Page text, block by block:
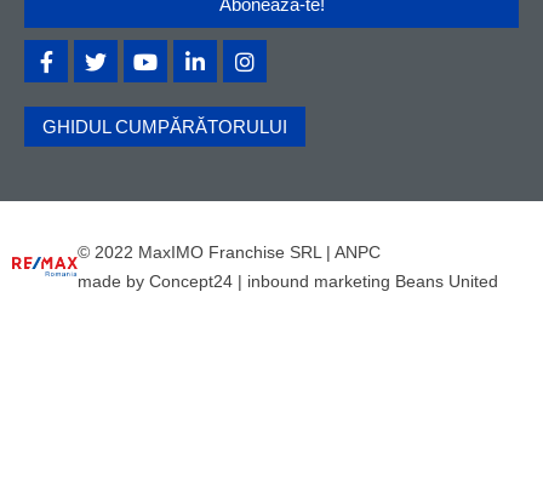
GHIDUL CUMPĂRĂTORULUI
© 2022 MaxIMO Franchise SRL | ANPC
made by Concept24| inbound marketing Beans United